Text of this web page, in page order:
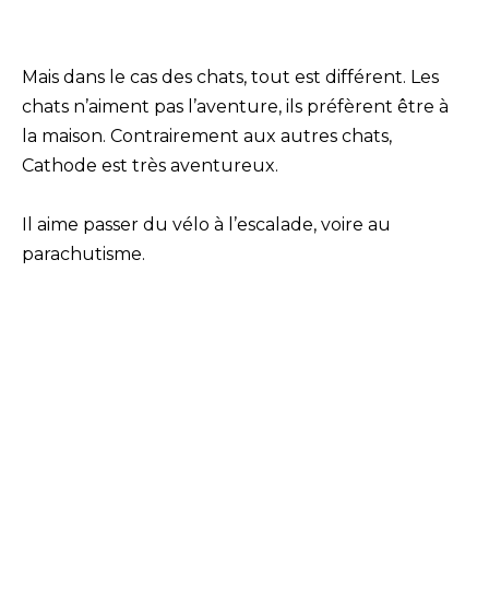
Mais dans le cas des chats, tout est différent. Les
chats n’aiment pas l’aventure, ils préfèrent être à
la maison. Contrairement aux autres chats,
Cathode est très aventureux.
Il aime passer du vélo à l’escalade, voire au
parachutisme.